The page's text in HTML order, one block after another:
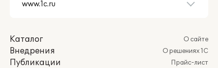
Каталог
Внедрения
Публикации
О сайте
О решениях 1С
Прайс-лист